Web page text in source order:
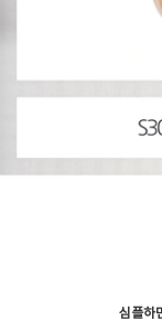
심플하